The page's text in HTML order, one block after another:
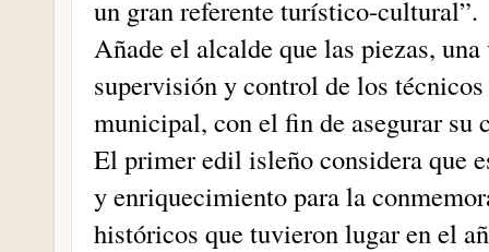
un gran referente turístico-cultural”.
Añade el alcalde que las piezas,
supervisión y control de los
municipal, con el fin de asegurar su
El primer edil isleño considera que
y enriquecimiento para la
históricos que tuvieron lugar en el